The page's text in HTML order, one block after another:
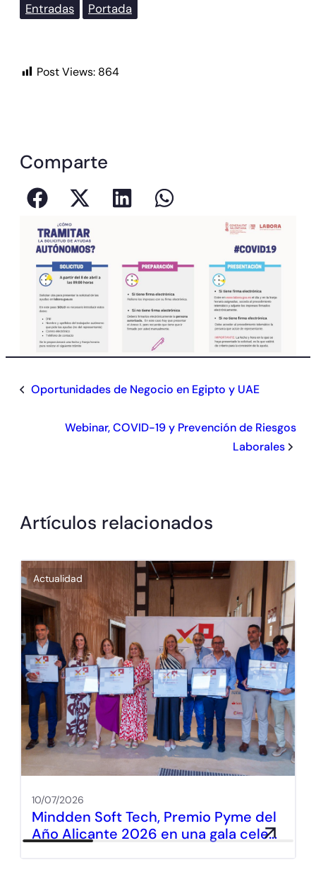
Entradas Portada
Post Views: 864
Comparte
Oportunidades de Negocio en Egipto y UAE
Webinar, COVID-19 y Prevención de Riesgos
Laborales
Artículos relacionados
Actualidad
10/07/2026
Mindden Soft Tech, Premio Pyme del
Año Alicante 2026 en una gala cele…